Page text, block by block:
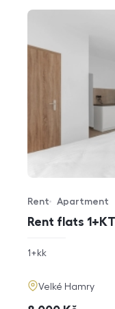
Rent flats
Offer type
Rent
Property type
Apartment
rozměry
1+kk
adresa
Velké Hamry